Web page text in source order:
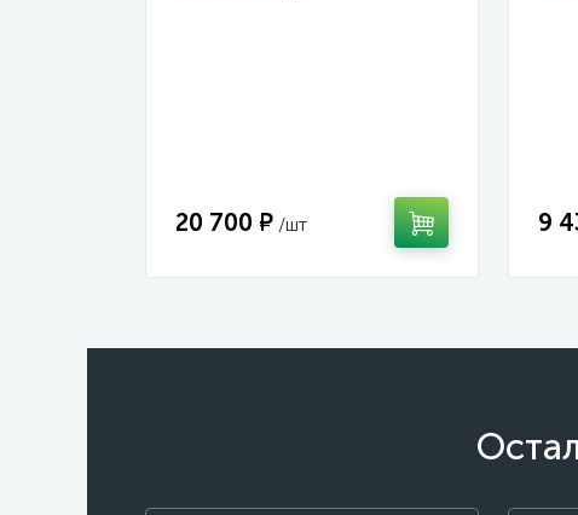
20 700 ₽ 9